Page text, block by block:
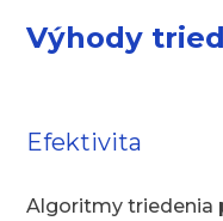
Výhody
Efektivita
Algoritmy triedenia